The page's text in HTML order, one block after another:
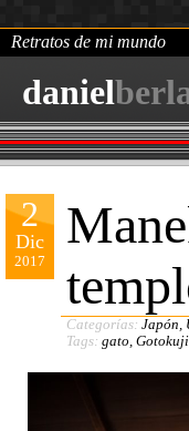
daniel
Retratos de mi mundo
2
Dic
2017
Categorías: Japón,
Tags: gato, Gotokuji